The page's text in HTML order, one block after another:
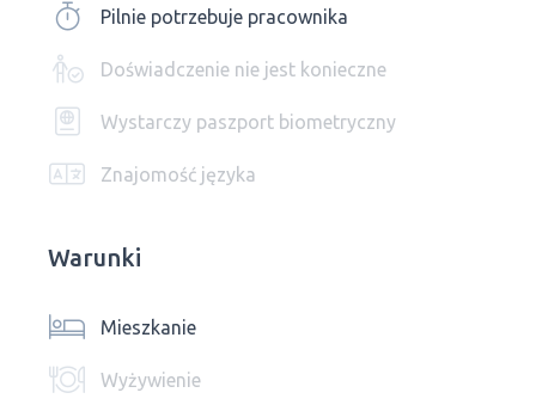
Pilnie potrzebuje pracownika
Doświadczenie nie jest konieczne
Wystarczy paszport biometryczny
Znajomość języka
Warunki
Mieszkanie
Wyżywienie